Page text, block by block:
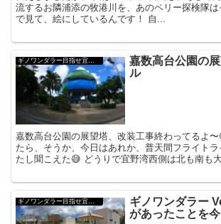
流するお隣浦添の牧港川を、あのペリー探検隊は
で見て、絵にしているんです！ 自...
ギノワンダラー目指せ宜野湾大使！
嘉数高台公園の
ル
嘉数高台公園の展望塔、改装工事終わってるよ
たら、そうか、今日はあれか、普天間フライトラ
たし聞こえた😅 どうりで宜野湾西側は北も南も
ギノワンダラー
があったことを今